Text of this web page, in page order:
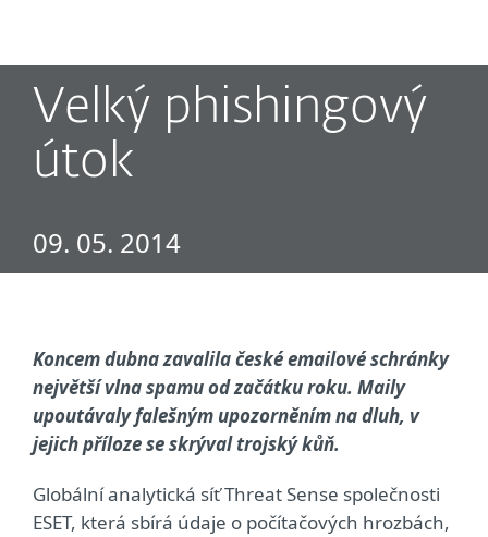
Velký phishingový
útok
09. 05. 2014
Koncem dubna zavalila české emailové schránky
největší vlna spamu od začátku roku. Maily
upoutávaly falešným upozorněním na dluh, v
jejich příloze se skrýval trojský kůň.
Globální analytická síť Threat Sense společnosti
ESET, která sbírá údaje o počítačových hrozbách,